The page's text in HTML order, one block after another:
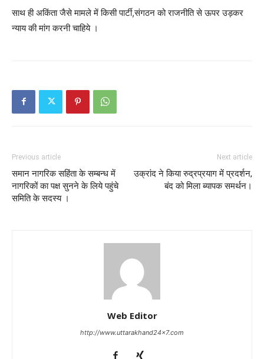
साथ ही अकिंता जैसे मामले में किसी पार्टी,संगठन को राजनीति से ऊपर उड़कर
न्याय की मांग करनी चाहिये ।
Previous article
समान नागरिक सहिंता के सम्बन्ध में
नागरिकों का पक्ष सुनने के लिये पहुंचे
समिति के सदस्य ।
Next article
उक्रांद ने किया रुद्रप्रयाग में प्रदर्शन,
बंद को मिला ब्यापक समर्थन।
Web Editor
http://www.uttarakhand24x7.com